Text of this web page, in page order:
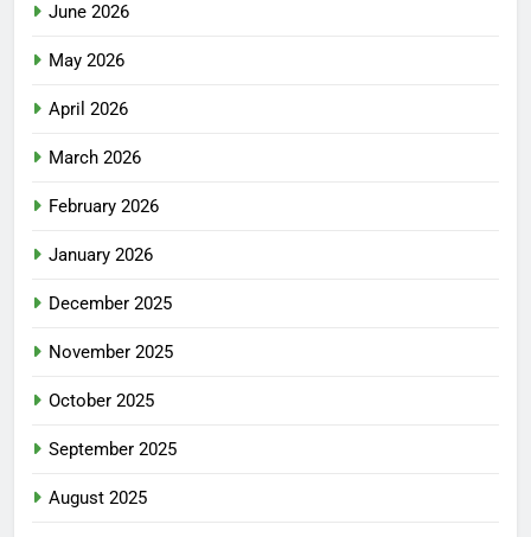
June 2026
May 2026
April 2026
March 2026
February 2026
January 2026
December 2025
November 2025
October 2025
September 2025
August 2025